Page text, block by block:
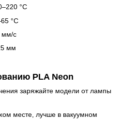
°C
°C
мм/с
мм
PLA Neon
заряжайте модели от лампы
месте, лучше в вакуумном